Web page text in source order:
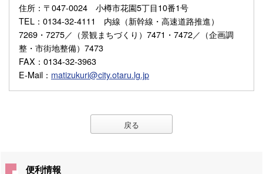
住所 ：〒047-0024 小樽市花園5丁目10番1号
TEL ：0134-32-4111 内線（新幹線・高速道路推進）
7269・7275／（景観まちづくり）7471・7472／（企画調
整・市街地整備）7473
FAX ：0134-32-3963
E-Mail ： matizukuri@city.otaru.lg.jp
戻る
便利情報